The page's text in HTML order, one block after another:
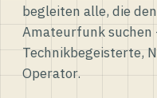
begleiten alle, die
Amateurfunk suchen
Technikbegeisterte,
Operator.